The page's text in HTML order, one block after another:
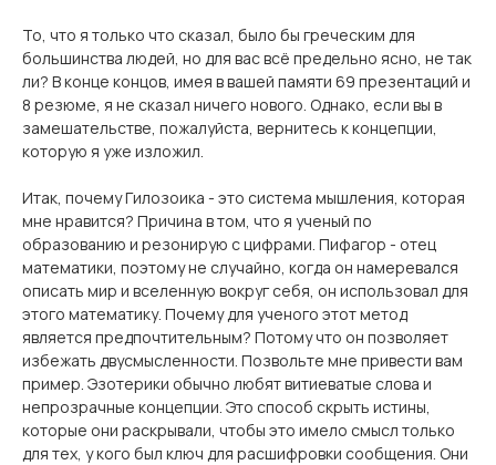
То, что я только что сказал, было бы греческим для
большинства людей, но для вас всё предельно ясно, не так
ли? В конце концов, имея в вашей памяти 69 презентаций и
8 резюме, я не сказал ничего нового. Однако, если вы в
замешательстве, пожалуйста, вернитесь к концепции,
которую я уже изложил.
Итак, почему Гилозоика - это система мышления, которая
мне нравится? Причина в том, что я ученый по
образованию и резонирую с цифрами. Пифагор - отец
математики, поэтому не случайно, когда он намеревался
описать мир и вселенную вокруг себя, он использовал для
этого математику. Почему для ученого этот метод
является предпочтительным? Потому что он позволяет
избежать двусмысленности. Позвольте мне привести вам
пример. Эзотерики обычно любят витиеватые слова и
непрозрачные концепции. Это способ скрыть истины,
которые они раскрывали, чтобы это имело смысл только
для тех, у кого был ключ для расшифровки сообщения. Они